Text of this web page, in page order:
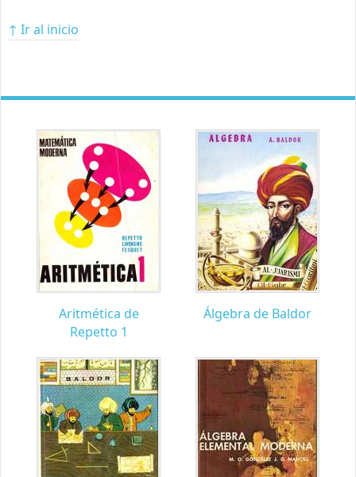
↑ Ir al inicio
Aritmética de
Repetto 1
Álgebra de Baldor